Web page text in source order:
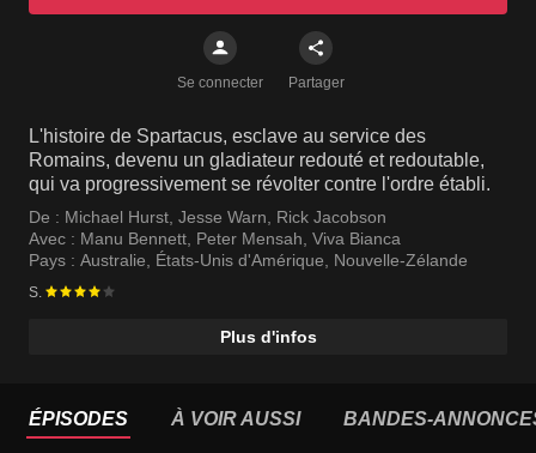
Se connecter Partager
L'histoire de Spartacus, esclave au service des
Romains, devenu un gladiateur redouté et redoutable,
qui va progressivement se révolter contre l'ordre établi.
De : Michael Hurst, Jesse Warn, Rick Jacobson
Avec : Manu Bennett, Peter Mensah, Viva Bianca
Pays : Australie, États-Unis d'Amérique, Nouvelle-Zélande
S.
Plus d'infos
ÉPISODES À VOIR AUSSI BANDES-